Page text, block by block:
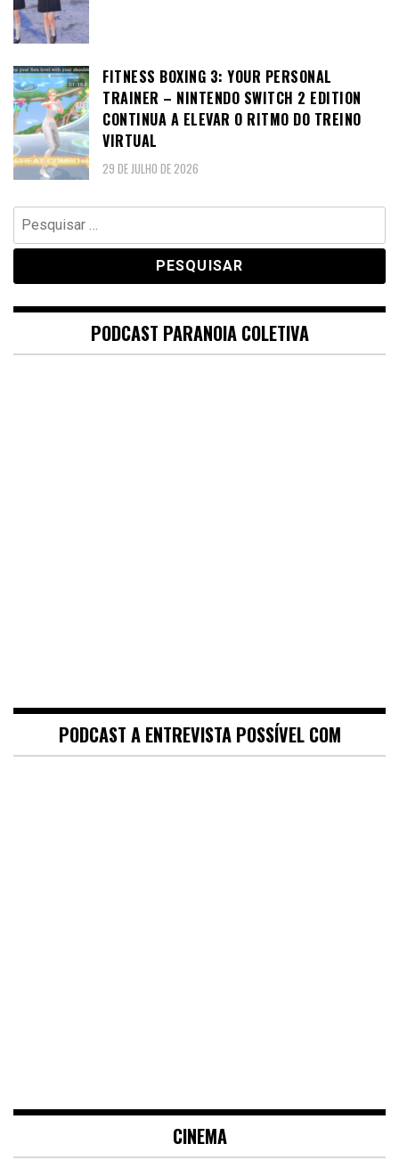
FITNESS BOXING 3: YOUR PERSONAL
TRAINER – NINTENDO SWITCH 2 EDITION
CONTINUA A ELEVAR O RITMO DO TREINO
VIRTUAL
29 DE JULHO DE 2026
Pesquisar
por:
PODCAST PARANOIA COLETIVA
PODCAST A ENTREVISTA POSSÍVEL COM
CINEMA